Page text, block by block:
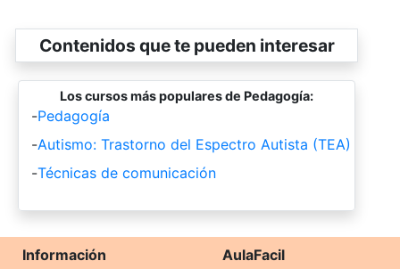
Contenidos que te pueden interesar
Los cursos más populares de Pedagogía:
-Pedagogía
-Autismo: Trastorno del Espectro Autista (TEA)
-Técnicas de comunicación
Información
AulaFacil